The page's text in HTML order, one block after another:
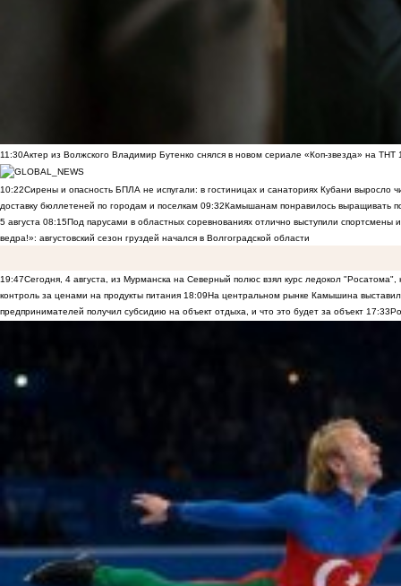
11:30Актер из Волжского Владимир Бутенко снялся в новом сериале «Коп-звезда» на ТНТ
10:22Сирены и опасность БПЛА не испугали: в гостиницах и санаториях Кубани выросло
доставку бюллетеней по городам и поселкам 09:32Камышанам понравилось выращивать
5 августа 08:15Под парусами в областных соревнованиях отлично выступили спортсмены
ведра!»: августовский сезон груздей начался в Волгоградской области
19:47Сегодня, 4 августа, из Мурманска на Северный полюс взял курс ледокол
контроль за ценами на продукты питания 18:09На центральном рынке Камышина
предпринимателей получил субсидию на объект отдыха, и что это будет за объект 17:33